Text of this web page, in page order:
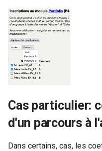
Cas particulier:
d'un parcours à
Dans certains, cas, les